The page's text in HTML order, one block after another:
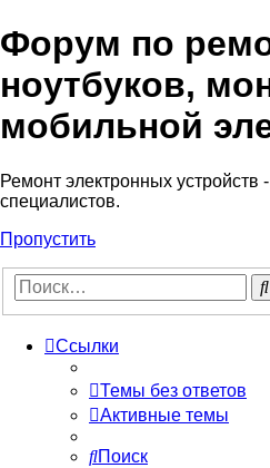
Регистрация
Форум по
ноутбуков,
мобильной
Ремонт электронных
специалистов.
Пропустить
Ссылки
Темы без ответов
Активные темы
Поиск